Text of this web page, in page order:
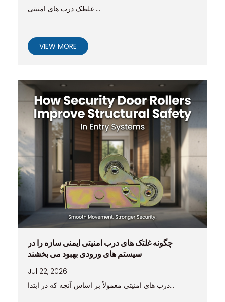
غلطک درب های امنیتی ...
VIEW MORE
چگونه غلتک های درب امنیتی ایمنی سازه را در
سیستم های ورودی بهبود می بخشند
Jul 22, 2026
درب های امنیتی معمولاً بر اساس آنچه که در ابتدا...